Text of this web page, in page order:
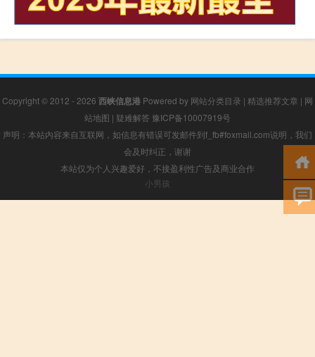
Copyright © 2012 - 2026 西峡信息港 Powered by 网站分类目录 | 精选推荐文章 | 网
站地图 | 疑难解答 豫ICP备10007919号
声明：本站内容来自互联网，如信息有错误可发邮件到f_fb#foxmail.com说明，我们
会及时纠正，谢谢
本站仅为个人兴趣爱好，不接盈利性广告及商业合作
小男孩